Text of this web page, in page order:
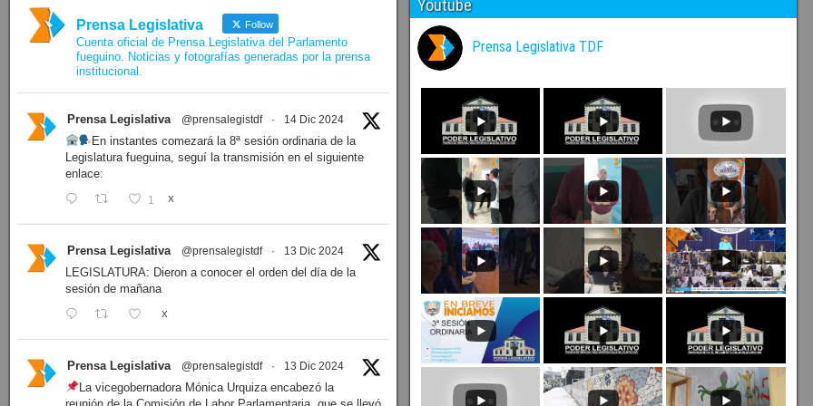
Prensa Legislativa Follow
Cuenta oficial de Prensa Legislativa del Parlamento
fueguino. Noticias y fotografías generadas por la prensa
institucional.
Prensa Legislativa @prensalegistdf · 14 Dic 2024
En instantes comezará la 8ª sesión ordinaria de la
Legislatura fueguina, seguí la transmisión en el siguiente
enlace:
1 X
Prensa Legislativa @prensalegistdf · 13 Dic 2024
LEGISLATURA: Dieron a conocer el orden del día de la
sesión de mañana
X
Prensa Legislativa @prensalegistdf · 13 Dic 2024
La vicegobernadora Mónica Urquiza encabezó la
Youtube
Prensa Legislativa TDF